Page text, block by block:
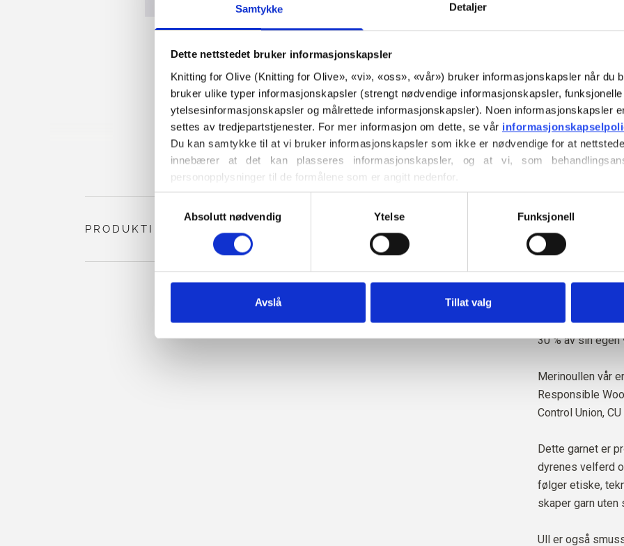
Samtykke Detaljer
Dette nettstedet bruker informasjonskapsler
Knitting for Olive (Knitting for Olive», «vi», «oss», «vår») bruker informasjonskapsler når du
bruker ulike typer informasjonskapsler (strengt nødvendige informasjonskapsler,
ytelsesinformasjonskapsler og målrettede informasjonskapsler). Noen informasjonskapsler
settes av tredjepartstjenester. For mer informasjon om dette, se vår
Du kan samtykke til at vi bruker informasjonskapsler som ikke er nødvendige for at
innebærer at det kan plasseres informasjonskapsler, og at vi, som
personopplysninger til de formålene som er angitt nedenfor.
Du kan når som helst endre eller trekke tilbake ditt samtykke via vår retningslinjer for
også finner informasjon om hvordan du blokkerer og sletter informasjonskapsler.
Valg
Absolutt nødvendig Ytelse Funksjonell
Avslå Tillat valg
undertoner og
Den er lysere og
Fargetone:
Fargesesong:
Merinoullen vår
hvor mulesing
tilbake til
nøyaktig hvilken
har produsert ullen
Merinoull har
varm i kaldt vær,
huden holdes
transportere
30 % av sin
Merinoullen vår
Responsible
Control Union,
Dette garnet er
dyrenes velferd
følger etiske,
skaper garn uten
Ull er også
PRODUKTINFORMASJON